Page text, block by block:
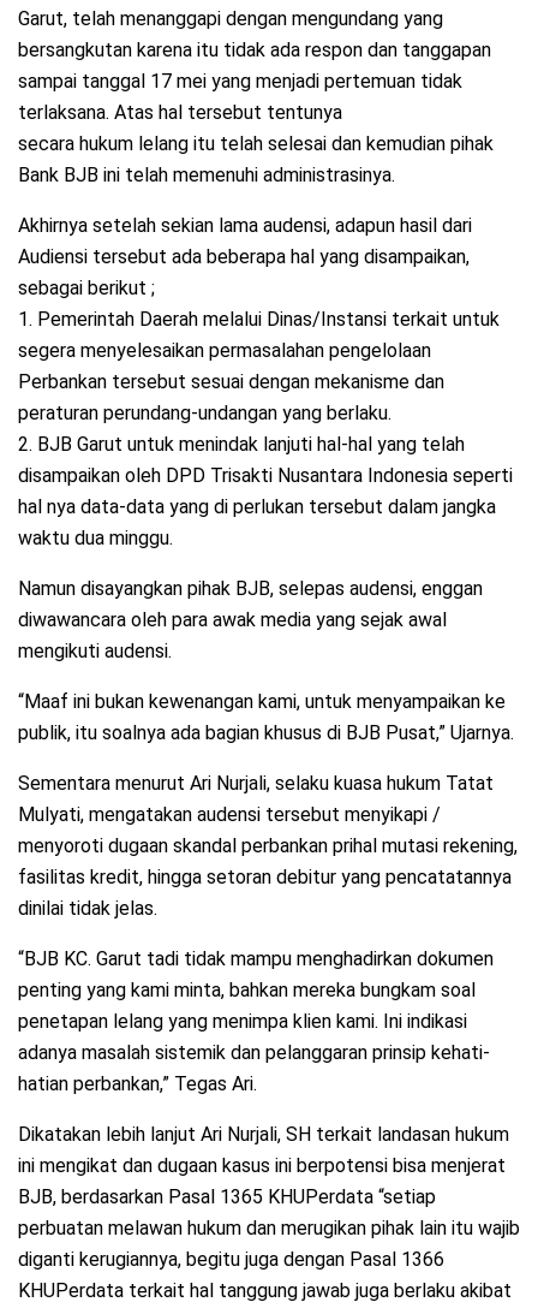
Garut, telah menanggapi dengan mengundang yang
bersangkutan karena itu tidak ada respon dan tanggapan
sampai tanggal 17 mei yang menjadi pertemuan tidak
terlaksana. Atas hal tersebut tentunya
secara hukum lelang itu telah selesai dan kemudian pihak
Bank BJB ini telah memenuhi administrasinya.
Akhirnya setelah sekian lama audensi, adapun hasil dari
Audiensi tersebut ada beberapa hal yang disampaikan,
sebagai berikut ;
1. Pemerintah Daerah melalui Dinas/Instansi terkait untuk
segera menyelesaikan permasalahan pengelolaan
Perbankan tersebut sesuai dengan mekanisme dan
peraturan perundang-undangan yang berlaku.
2. BJB Garut untuk menindak lanjuti hal-hal yang telah
disampaikan oleh DPD Trisakti Nusantara Indonesia seperti
hal nya data-data yang di perlukan tersebut dalam jangka
waktu dua minggu.
Namun disayangkan pihak BJB, selepas audensi, enggan
diwawancara oleh para awak media yang sejak awal
mengikuti audensi.
“Maaf ini bukan kewenangan kami, untuk menyampaikan ke
publik, itu soalnya ada bagian khusus di BJB Pusat,” Ujarnya.
Sementara menurut Ari Nurjali, selaku kuasa hukum Tatat
Mulyati, mengatakan audensi tersebut menyikapi /
menyoroti dugaan skandal perbankan prihal mutasi rekening,
fasilitas kredit, hingga setoran debitur yang pencatatannya
dinilai tidak jelas.
“BJB KC. Garut tadi tidak mampu menghadirkan dokumen
penting yang kami minta, bahkan mereka bungkam soal
penetapan lelang yang menimpa klien kami. Ini indikasi
adanya masalah sistemik dan pelanggaran prinsip kehati-
hatian perbankan,” Tegas Ari.
Dikatakan lebih lanjut Ari Nurjali, SH terkait landasan hukum
ini mengikat dan dugaan kasus ini berpotensi bisa menjerat
BJB, berdasarkan Pasal 1365 KHUPerdata “setiap
perbuatan melawan hukum dan merugikan pihak lain itu wajib
diganti kerugiannya, begitu juga dengan Pasal 1366
KHUPerdata terkait hal tanggung jawab juga berlaku akibat